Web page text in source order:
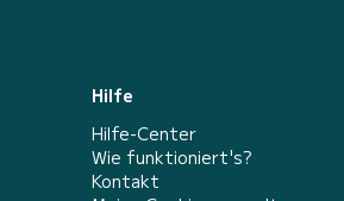
Hilfe
Hilfe-Center
Wie funktioniert's?
Kontakt